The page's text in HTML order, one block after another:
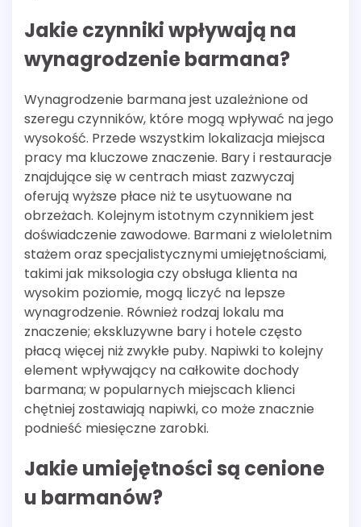
Jakie czynniki wpływają na
wynagrodzenie barmana?
Wynagrodzenie barmana jest uzależnione od
szeregu czynników, które mogą wpływać na jego
wysokość. Przede wszystkim lokalizacja miejsca
pracy ma kluczowe znaczenie. Bary i restauracje
znajdujące się w centrach miast zazwyczaj
oferują wyższe płace niż te usytuowane na
obrzeżach. Kolejnym istotnym czynnikiem jest
doświadczenie zawodowe. Barmani z wieloletnim
stażem oraz specjalistycznymi umiejętnościami,
takimi jak miksologia czy obsługa klienta na
wysokim poziomie, mogą liczyć na lepsze
wynagrodzenie. Również rodzaj lokalu ma
znaczenie; ekskluzywne bary i hotele często
płacą więcej niż zwykłe puby. Napiwki to kolejny
element wpływający na całkowite dochody
barmana; w popularnych miejscach klienci
chętniej zostawiają napiwki, co może znacznie
podnieść miesięczne zarobki.
Jakie umiejętności są cenione
u barmanów?